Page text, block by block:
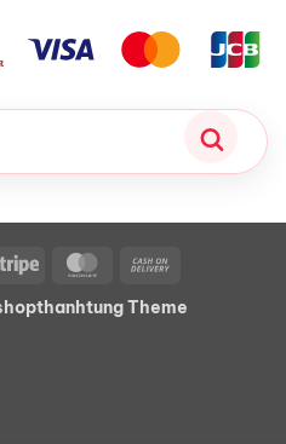
Stripe MasterCard
Delivery
Theme